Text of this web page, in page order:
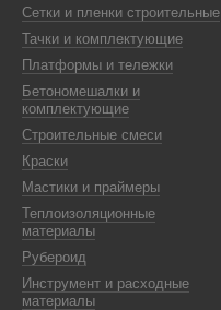
Сетки и пленки строительные
Тачки и комплектующие
Платформы и тележки
Бетономешалки и
комплектующие
Строительные смеси
Краски
Мастики и праймеры
Теплоизоляционные
материалы
Рубероид
Инструмент и расходные
материалы